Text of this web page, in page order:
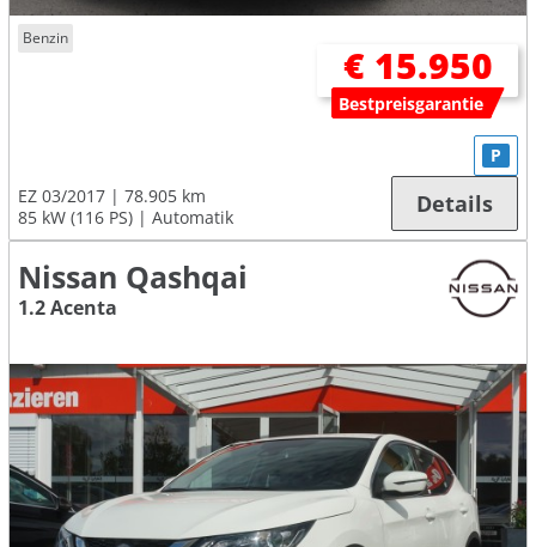
Benzin
€ 15.950
Bestpreisgarantie
EZ 03/2017
78.905 km
85 kW (116 PS)
Automatik
P
Details
Nissan Qashqai
1.2 Acenta